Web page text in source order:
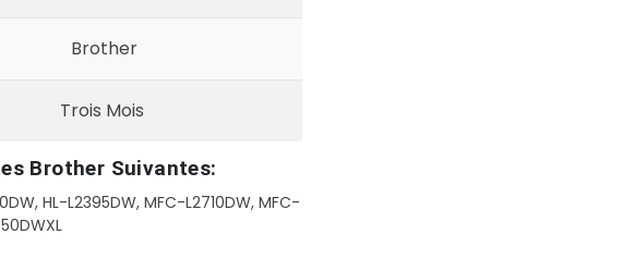
Brother
Trois Mois
Brother Suivantes:
HL-L2395DW, MFC-L2710DW, MFC-